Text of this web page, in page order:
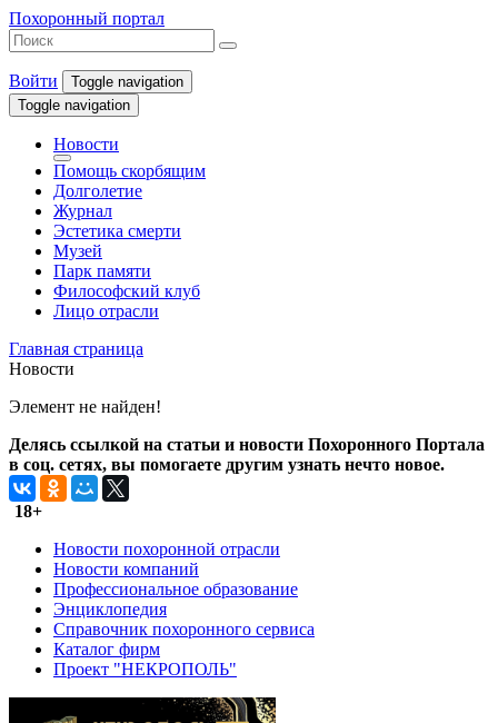
Похоронный портал
Войти
Toggle navigation
Toggle navigation
Новости
Помощь скорбящим
Долголетие
Журнал
Эстетика смерти
Музей
Парк памяти
Философский клуб
Лицо отрасли
Главная страница
Новости
Элемент не найден!
Делясь ссылкой на статьи и новости Похоронного Портала
в соц. сетях, вы помогаете другим узнать нечто новое.
18+
Новости похоронной отрасли
Новости компаний
Профессиональное образование
Энциклопедия
Справочник похоронного сервиса
Каталог фирм
Проект "НЕКРОПОЛЬ"